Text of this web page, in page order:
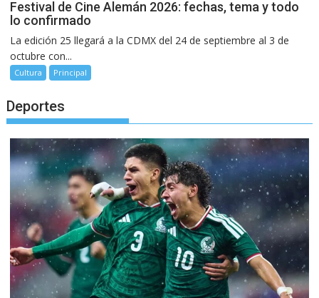
Festival de Cine Alemán 2026: fechas, tema y todo
lo confirmado
La edición 25 llegará a la CDMX del 24 de septiembre al 3 de
octubre con...
Cultura Principal
Deportes